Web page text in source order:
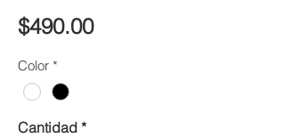
$490.00Precio
Color *
Cantidad *